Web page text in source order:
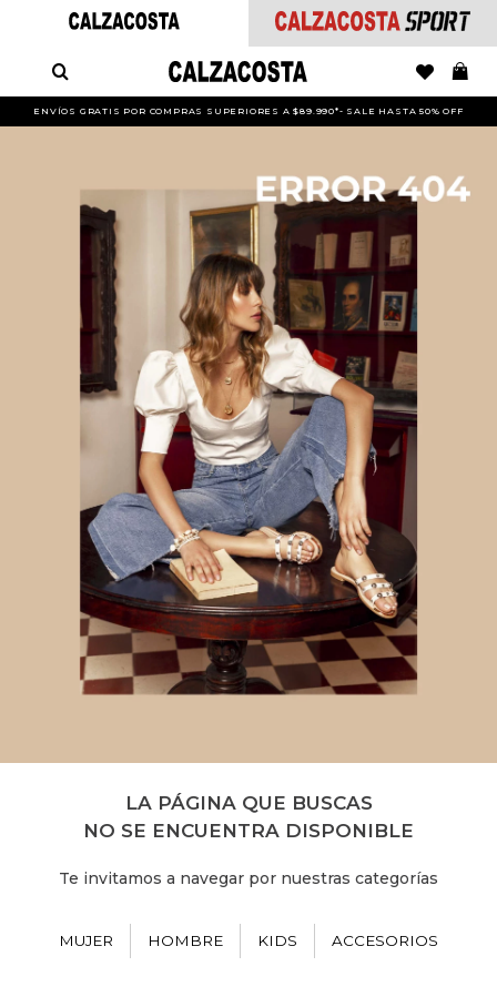
ENVÍOS GRATIS POR COMPRAS SUPERIORES A $89.990*- SALE HASTA 50% OFF
LA PÁGINA QUE BUSCAS
NO SE ENCUENTRA DISPONIBLE
Te invitamos a navegar por nuestras categorías
MUJER HOMBRE KIDS ACCESORIOS